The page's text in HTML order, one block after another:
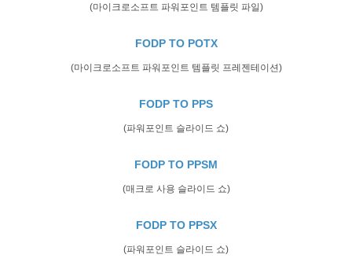
(마이크로소프트 파워포인트 템플릿 파일)
FODP TO POTX
(마이크로소프트 파워포인트 템플릿 프레젠테이션)
FODP TO PPS
(파워포인트 슬라이드 쇼)
FODP TO PPSM
(매크로 사용 슬라이드 쇼)
FODP TO PPSX
(파워포인트 슬라이드 쇼)